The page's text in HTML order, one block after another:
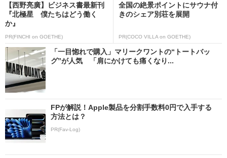
【西野亮廣】ビジネス書最新刊
『北極星 僕たちはどう働く
か』
PR(FINCHI on GOETHE)
全国の絶景ポイントにサウナ付
きのシェア別荘を展開
PR(COCO VILLA on GOETHE)
「一目惚れで購入」マリークワントの“トートバッ
グ”が人気 「肩にかけても痛くなり...
FPが解説！Apple製品を分割手数料0円で入手する
方法とは？
PR(Fav-Log)